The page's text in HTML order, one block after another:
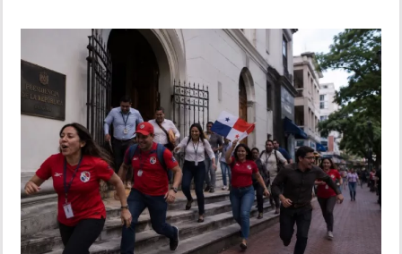
DEPORTES
MUNDO
INSÓLITAS
MULTIMEDIA